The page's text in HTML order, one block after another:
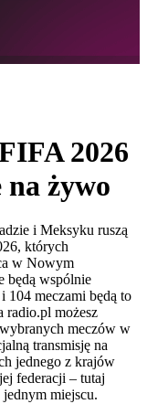
2026
żywo
i Meksyku ruszą
których
w Nowym
będą wspólnie
104 meczami będą to
radio.pl możesz
meczów w
transmisję na
jednego z krajów
federacji – tutaj
miejscu.